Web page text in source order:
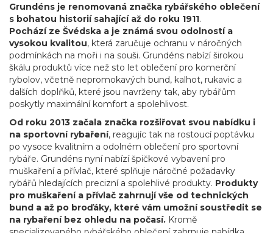
Grundéns je renomovaná značka rybářského oblečení
s bohatou historií sahající až do roku 1911.
Pochází ze Švédska a je známá svou odolností a
vysokou kvalitou, která zaručuje ochranu v náročných
podmínkách na moři i na souši. Grundéns nabízí širokou
škálu produktů více než sto let oblečení pro komerční
rybolov, včetně nepromokavých bund, kalhot, rukavic a
dalších doplňků, které jsou navrženy tak, aby rybářům
poskytly maximální komfort a spolehlivost.
Od roku 2013 začala značka rozšiřovat svou nabídku i
na sportovní rybaření, reagujíc tak na rostoucí poptávku
po vysoce kvalitním a odolném oblečení pro sportovní
rybáře. Grundéns nyní nabízí špičkové vybavení pro
muškaření a přívlač, které splňuje náročné požadavky
rybářů hledajících precizní a spolehlivé produkty. Produkty
pro muškaření a přívlač zahrnují vše od technických
bund a až po broďáky, které vám umožní soustředit se
na rybaření bez ohledu na počasí. Kromě